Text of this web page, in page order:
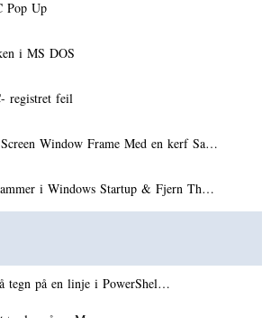
Pop Up
i MS DOS
registret feil
Window Frame Med en kerf Sa…
i Windows Startup & Fjern Th…
tegn på en linje i PowerShel…